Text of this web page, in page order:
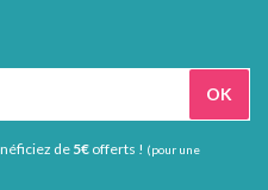
de 5€ offerts ! (pour une